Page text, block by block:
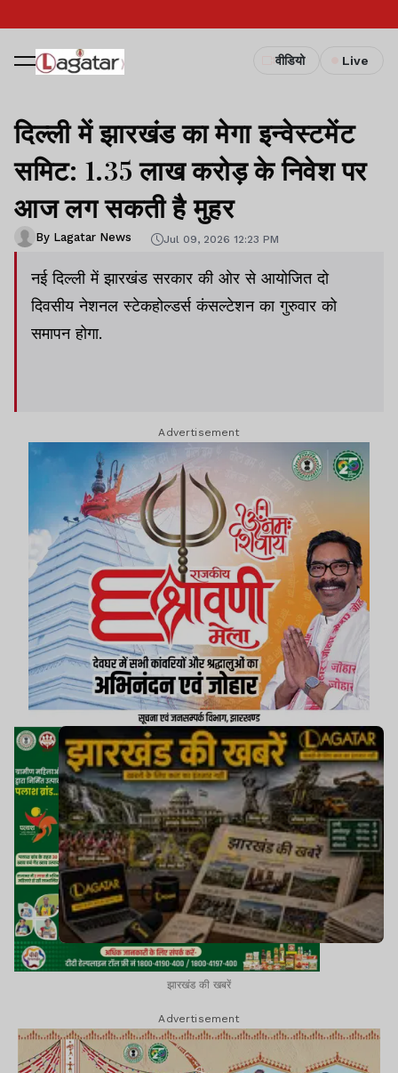
वीडियो Live
दिल्ली में झारखंड का मेगा इन्वेस्टमेंट
समिट: 1.35 लाख करोड़ के निवेश पर
आज लग सकती है मुहर
By Lagatar News Jul 09, 2026 12:23 PM
नई दिल्ली में झारखंड सरकार की ओर से आयोजित दो
दिवसीय नेशनल स्टेकहोल्डर्स कंसल्टेशन का गुरुवार को
समापन होगा.
Advertisement
झारखंड की खबरें
Advertisement